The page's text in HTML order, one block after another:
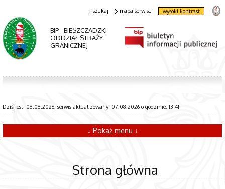
BIP - BIESZCZADZKI
ODDZIAŁ STRAŻY
GRANICZNEJ
szukaj mapa serwisu wysoki kontrast
Dziś jest: 08.08.2026, serwis aktualizowany: 07.08.2026 o godzinie: 13:41
↓ Pokaż menu ↓
Strona główna